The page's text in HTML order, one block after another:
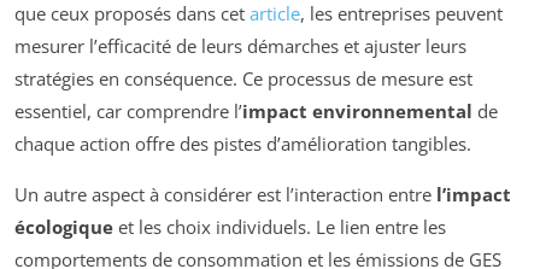
que ceux proposés dans cet article, les entreprises peuvent
mesurer l’efficacité de leurs démarches et ajuster leurs
stratégies en conséquence. Ce processus de mesure est
essentiel, car comprendre l’impact environnemental de
chaque action offre des pistes d’amélioration tangibles.
Un autre aspect à considérer est l’interaction entre l’impact
écologique et les choix individuels. Le lien entre les
comportements de consommation et les émissions de GES